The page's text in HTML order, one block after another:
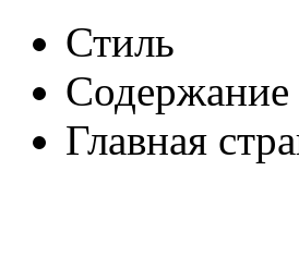
Стиль
Содержание
Главная